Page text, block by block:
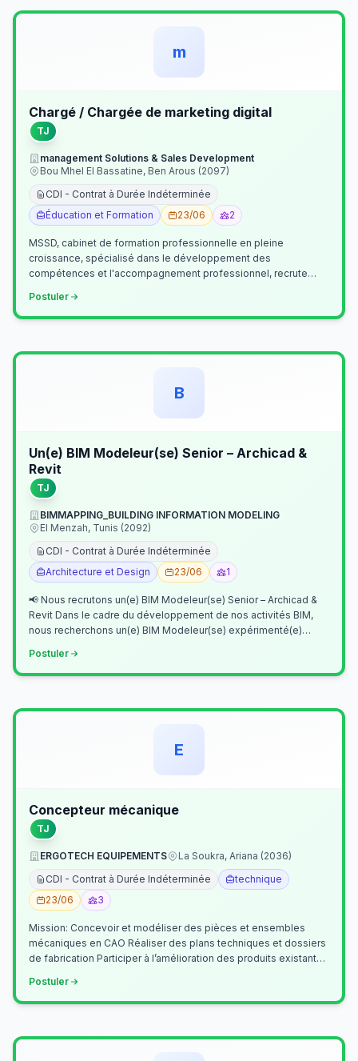
m
Chargé / Chargée de marketing digital
TJ
management Solutions & Sales Development
Bou Mhel El Bassatine, Ben Arous (2097)
CDI - Contrat à Durée Indéterminée
Éducation et Formation
23/06 2
MSSD, cabinet de formation professionnelle en pleine
croissance, spécialisé dans le développement des
compétences et l'accompagnement professionnel, recrute
Postuler
B
Un(e) BIM Modeleur(se) Senior – Archicad &
Revit
TJ
BIMMAPPING_BUILDING INFORMATION MODELING
El Menzah, Tunis (2092)
CDI - Contrat à Durée Indéterminée
Architecture et Design
23/06 1
📢 Nous recrutons un(e) BIM Modeleur(se) Senior – Archicad &
Revit Dans le cadre du développement de nos activités BIM,
nous recherchons un(e) BIM Modeleur(se) expérimenté(e)
Postuler
E
Concepteur mécanique
TJ
ERGOTECH EQUIPEMENTS
La Soukra, Ariana (2036)
CDI - Contrat à Durée Indéterminée
technique
23/06
3
Mission: Concevoir et modéliser des pièces et ensembles
mécaniques en CAO Réaliser des plans techniques et dossiers
de fabrication Participer à l’amélioration des produits existants
Postuler